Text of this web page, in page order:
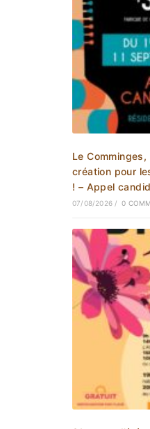
Le
création pour
! – Appel
07/08/2026 / 0